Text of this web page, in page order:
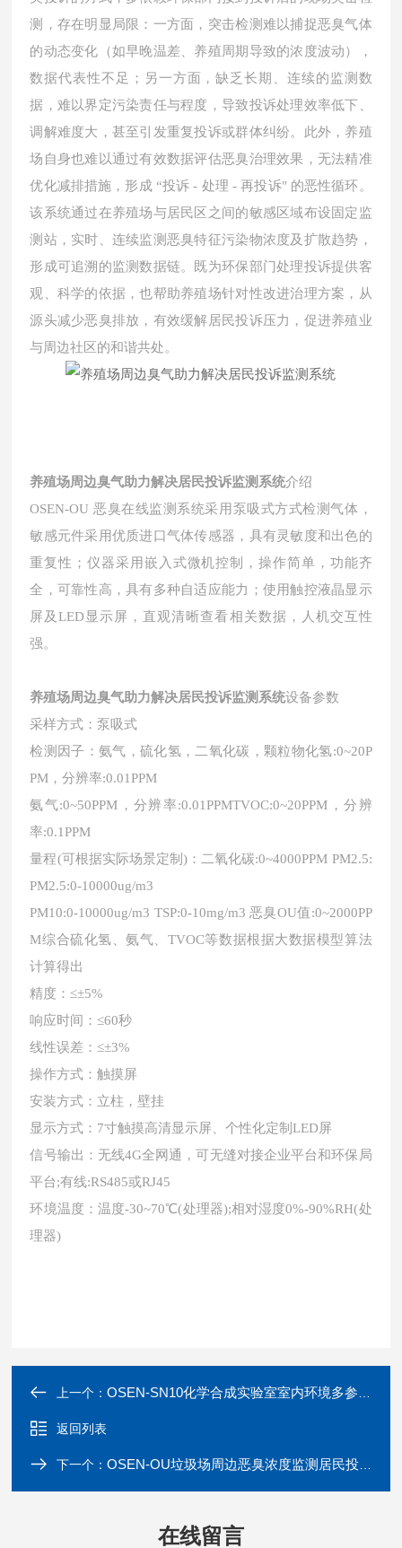
测，存在明显局限：一方面，突击检测难以捕捉恶臭气体
的动态变化（如早晚温差、养殖周期导致的浓度波动），
数据代表性不足；另一方面，缺乏长期、连续的监测数
据，难以界定污染责任与程度，导致投诉处理效率低下、
调解难度大，甚至引发重复投诉或群体纠纷。此外，养殖
场自身也难以通过有效数据评估恶臭治理效果，无法精准
优化减排措施，形成 “投诉 - 处理 - 再投诉" 的恶性循环。
该系统通过在养殖场与居民区之间的敏感区域布设固定监
测站，实时、连续监测恶臭特征污染物浓度及扩散趋势，
形成可追溯的监测数据链。既为环保部门处理投诉提供客
观、科学的依据，也帮助养殖场针对性改进治理方案，从
源头减少恶臭排放，有效缓解居民投诉压力，促进养殖业
与周边社区的和谐共处。
养殖场周边臭气助力解决居民投诉监测系统介绍
OSEN-OU 恶臭在线监测系统采用泵吸式方式检测气体，
敏感元件采用优质进口气体传感器，具有灵敏度和出色的
重复性；仪器采用嵌入式微机控制，操作简单，功能齐
全，可靠性高，具有多种自适应能力；使用触控液晶显示
屏及LED显示屏，直观清晰查看相关数据，人机交互性
强。
养殖场周边臭气助力解决居民投诉监测系统设备参数
采样方式：泵吸式
检测因子：氨气，硫化氢，二氧化碳，颗粒物化氢:0~20P
PM，分辨率:0.01PPM
氨气:0~50PPM，分辨率:0.01PPMTVOC:0~20PPM，分辨
率:0.1PPM
量程(可根据实际场景定制)：二氧化碳:0~4000PPM PM2.5:
PM2.5:0-10000ug/m3
PM10:0-10000ug/m3 TSP:0-10mg/m3 恶臭OU值:0~2000PP
M综合硫化氢、氨气、TVOC等数据根据大数据模型算法
计算得出
精度：≤±5%
响应时间：≤60秒
线性误差：≤±3%
操作方式：触摸屏
安装方式：立柱，壁挂
显示方式：7寸触摸高清显示屏、个性化定制LED屏
信号输出：无线4G全网通，可无缝对接企业平台和环保局
平台;有线:RS485或RJ45
环境温度：温度-30~70℃(处理器);相对湿度0%-90%RH(处
理器)
上一个：OSEN-SN10化学合成实验室室内环境多参数监测系统
返回列表
下一个：OSEN-OU垃圾场周边恶臭浓度监测居民投诉响应站
在线留言